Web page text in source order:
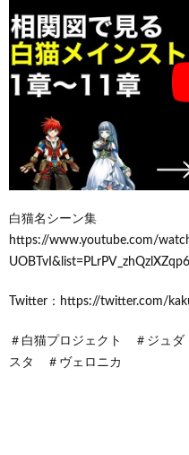
白猫名シーン集
https://www.youtube.com/
Twitter：https://twitter.com/
＃白猫プロジェクト ＃ジュ
スタ ＃ヴェロニカ